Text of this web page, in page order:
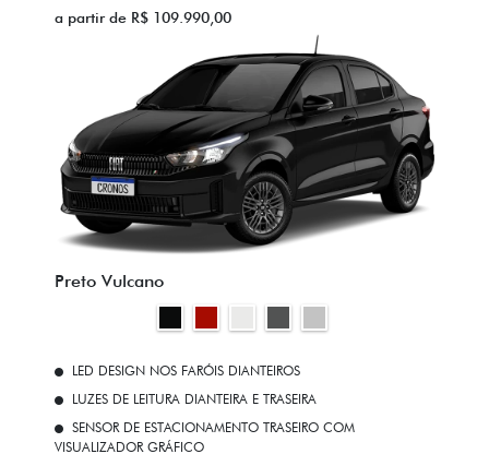
a partir de R$ 109.990,00
Preto Vulcano
LED DESIGN NOS FARÓIS DIANTEIROS
LUZES DE LEITURA DIANTEIRA E TRASEIRA
SENSOR DE ESTACIONAMENTO TRASEIRO COM
VISUALIZADOR GRÁFICO